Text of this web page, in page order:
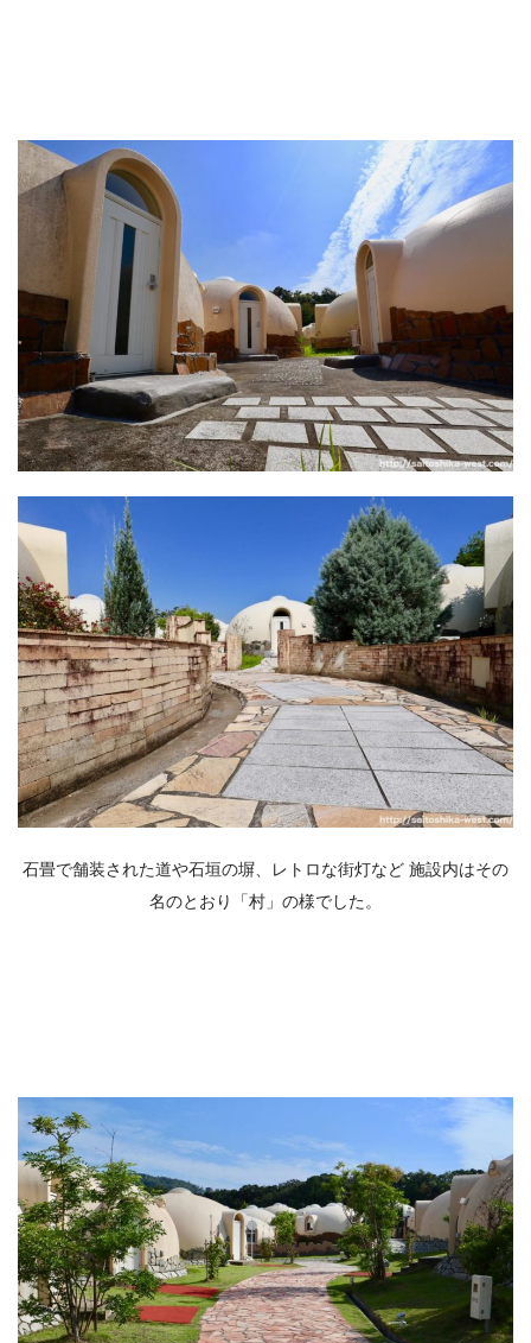
石畳で舗装された道や石垣の塀、レトロな街灯など 施設内はその
名のとおり「村」の様でした。